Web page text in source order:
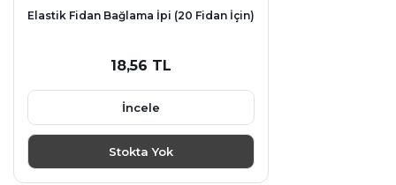
Elastik Fidan Bağlama İpi (20 Fidan İçin)
18,56 TL
İncele
Stokta Yok